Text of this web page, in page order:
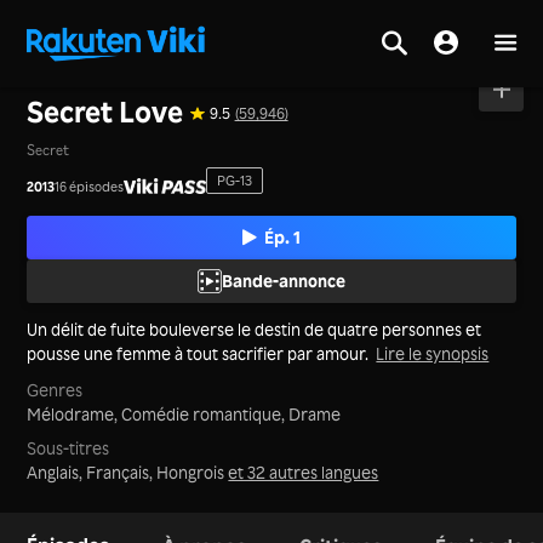
Secret Love 9.5 (59,946)
Secret
201316 épisodes PG-13
Ép. 1
Bande-annonce
Un délit de fuite bouleverse le destin de quatre personnes et
pousse une femme à tout sacrifier par amour. Lire le synopsis
Genres
Mélodrame,Comédie romantique, Drame
Sous-titres
Anglais, Français, Hongroiset 32 autres langues